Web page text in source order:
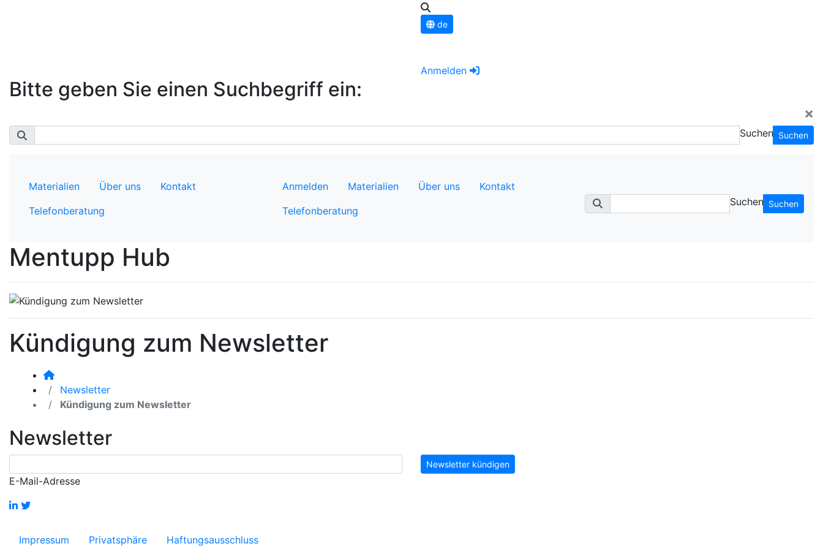
de
Anmelden
Bitte geben Sie einen Suchbegriff ein:
×
Suchen Suchen
Materialien Über uns
Kontakt
Telefonberatung
Anmelden Materialien Über uns
Kontakt
Telefonberatung
Suchen Suchen
Mentupp Hub
Kündigung zum Newsletter
Newsletter
Kündigung zum Newsletter
Newsletter
E-Mail-Adresse
Newsletter kündigen
Impressum Privatsphäre Haftungsausschluss